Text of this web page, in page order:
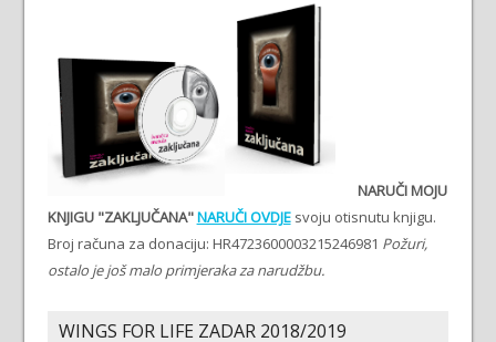
NARUČI MOJU
KNJIGU "ZAKLJUČANA"NARUČI OVDJEsvoju otisnutu knjigu.
Broj računa za donaciju: HR4723600003215246981 Požuri,
ostalo je još malo primjeraka za narudžbu.
WINGS FOR LIFE ZADAR 2018/2019